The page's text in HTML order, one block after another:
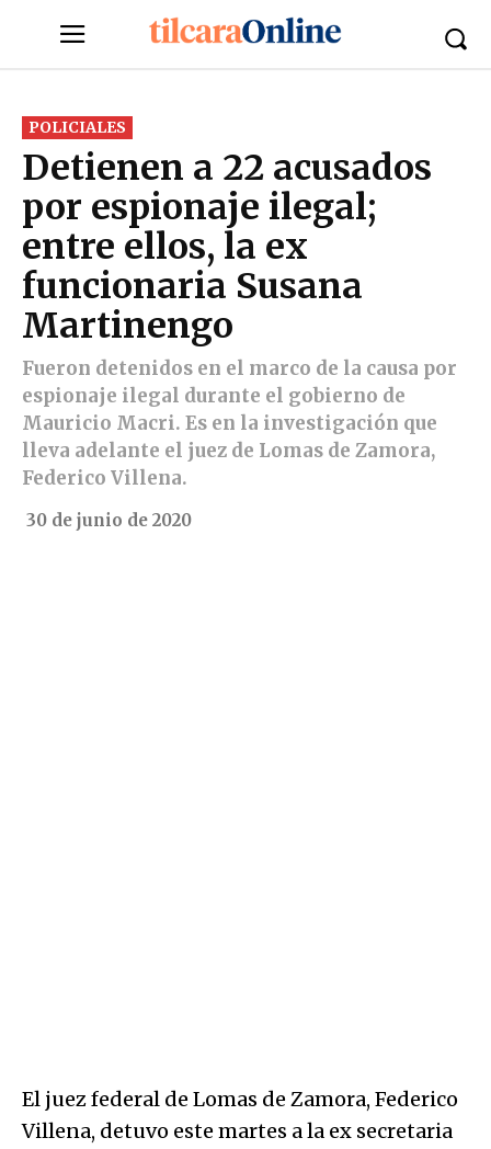
POLICIALES
Detienen a 22 acusados
por espionaje ilegal;
entre ellos, la ex
funcionaria Susana
Martinengo
Fueron detenidos en el marco de la causa por
espionaje ilegal durante el gobierno de
Mauricio Macri. Es en la investigación que
lleva adelante el juez de Lomas de Zamora,
Federico Villena.
30 de junio de 2020
El juez federal de Lomas de Zamora, Federico
Villena, detuvo este martes a la ex secretaria